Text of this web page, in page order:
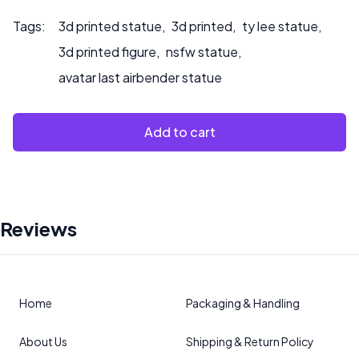
Tags: 3d printed statue, 3d printed, ty lee statue,
3d printed figure, nsfw statue,
avatar last airbender statue
Add to cart
Reviews
Home
About Us
Packaging & Handling
Shipping & Return Policy